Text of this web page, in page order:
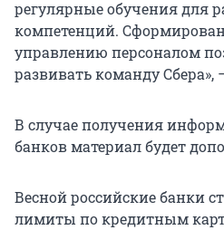
регулярные обучения для
компетенций.
управлению персоналом
развивать команду Сбера»,
В случае получения
банков материал будет
Весной российские банки
лимиты по кредитным